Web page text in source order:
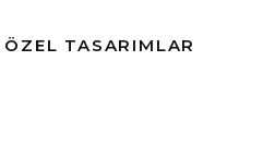
ÖZEL TASARIMLAR